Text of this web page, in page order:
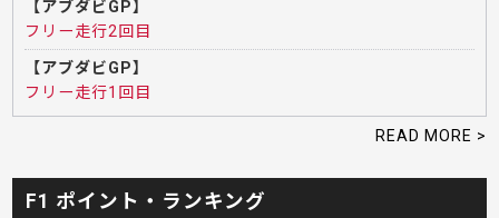
【アブダビGP】
フリー走行2回目
【アブダビGP】
フリー走行1回目
READ MORE >
F1 ポイント・ランキング